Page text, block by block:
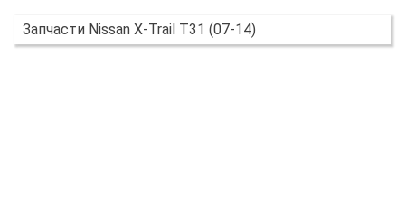
Запчасти Nissan X-Trail T31 (07-14)